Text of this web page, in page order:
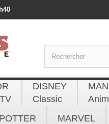
DISNEY
Classic
MARVEL